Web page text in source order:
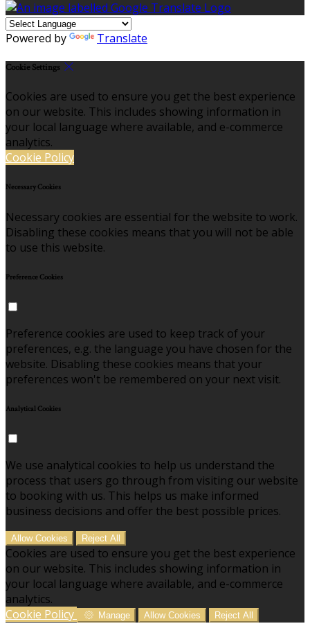
Powered by Translate
Cookie Settings
Cookies are used to ensure you get the best experience
on our website. This includes showing information in
your local language where available, and e-commerce
analytics.
Cookie Policy
Necessary Cookies
Necessary cookies are essential for the website to work.
Disabling these cookies means that you will not be able
to use this website.
Preference Cookies
Preference cookies are used to keep track of your
preferences, e.g. the language you have chosen for the
website. Disabling these cookies means that your
preferences won't be remembered on your next visit.
Analytical Cookies
We use analytical cookies to help us understand the
process that users go through from visiting our website
to booking with us. This helps us make informed
business decisions and offer the best possible prices.
Allow Cookies Reject All
Cookies are used to ensure you get the best experience
on our website. This includes showing information in
your local language where available, and e-commerce
analytics.
Cookie Policy
Manage Allow Cookies Reject All